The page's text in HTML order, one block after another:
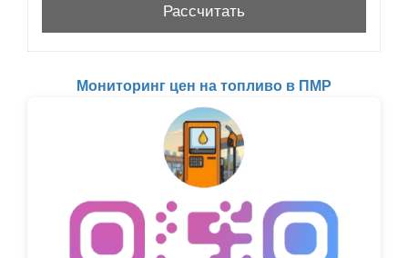
Мониторинг цен на топливо в ПМР